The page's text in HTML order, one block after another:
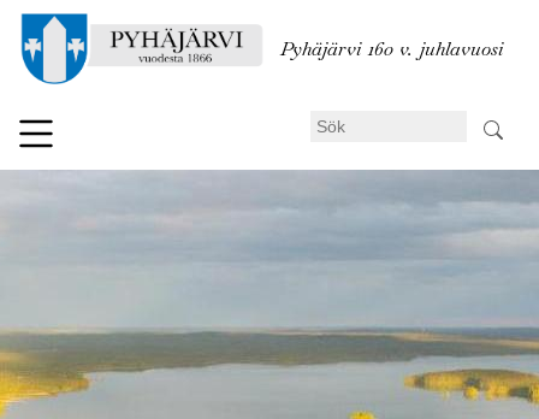
till
Pyhäjärvi 160 v. juhlavuosi
Sök